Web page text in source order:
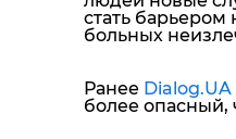
стать
больных
Ранее Dialog.UA
более опасный,